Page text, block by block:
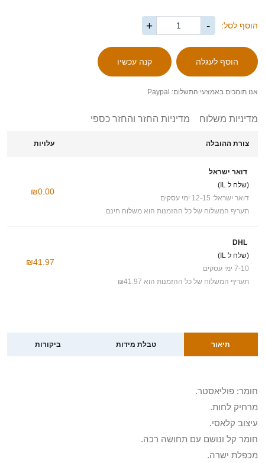
הוסף לסל: -
+
אנו תומכים באמצעי התשלום: Paypal
מדיניות משלוח מדיניות החזר והחזר כספי
צורת ההובלה עלויות
דואר ישראל
(שלח ל IL)
דואר ישראל: 12-15 ימי עסקים
תעריף המשלוח של כל ההזמנות הוא משלוח חינם
₪0.00
DHL
(שלח ל IL)
7-10 ימי עסקים
תעריף המשלוח של כל ההזמנות הוא ₪41.97
₪41.97
תיאור טבלת מידות ביקורות
חומר: פוליאסטר.
מרחיק לחות.
עיצוב קלאסי.
חומר קל ונושם עם תחושה רכה.
מכפלת ישרה.